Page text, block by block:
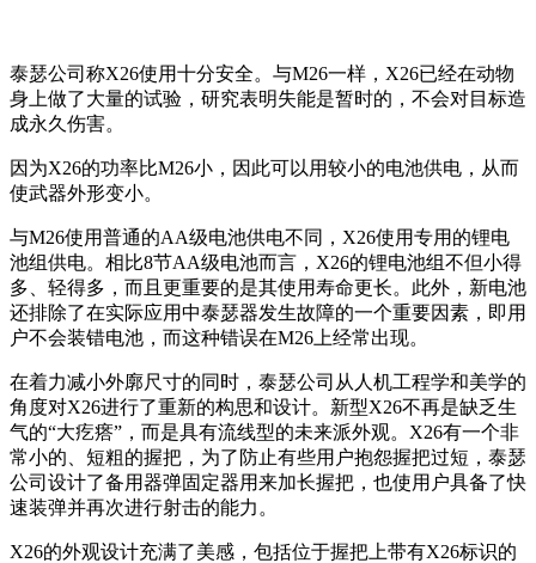
泰瑟公司称X26使用十分安全。与M26一样，X26已经在动物
身上做了大量的试验，研究表明失能是暂时的，不会对目标造
成永久伤害。
因为X26的功率比M26小，因此可以用较小的电池供电，从而
使武器外形变小。
与M26使用普通的AA级电池供电不同，X26使用专用的锂电
池组供电。相比8节AA级电池而言，X26的锂电池组不但小得
多、轻得多，而且更重要的是其使用寿命更长。此外，新电池
还排除了在实际应用中泰瑟器发生故障的一个重要因素，即用
户不会装错电池，而这种错误在M26上经常出现。
在着力减小外廓尺寸的同时，泰瑟公司从人机工程学和美学的
角度对X26进行了重新的构思和设计。新型X26不再是缺乏生
气的“大疙瘩”，而是具有流线型的未来派外观。X26有一个非
常小的、短粗的握把，为了防止有些用户抱怨握把过短，泰瑟
公司设计了备用器弹固定器用来加长握把，也使用户具备了快
速装弹并再次进行射击的能力。
X26的外观设计充满了美感，包括位于握把上带有X26标识的